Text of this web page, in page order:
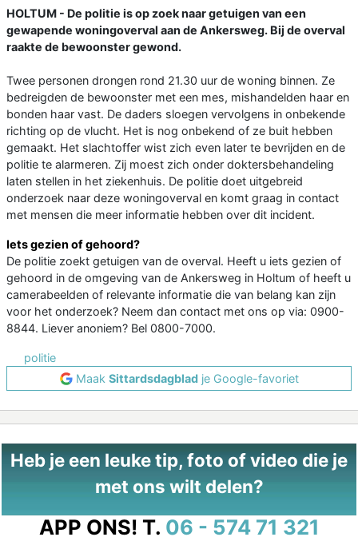
HOLTUM - De politie is op zoek naar getuigen van een
gewapende woningoverval aan de Ankersweg. Bij de overval
raakte de bewoonster gewond.
Twee personen drongen rond 21.30 uur de woning binnen. Ze
bedreigden de bewoonster met een mes, mishandelden haar en
bonden haar vast. De daders sloegen vervolgens in onbekende
richting op de vlucht. Het is nog onbekend of ze buit hebben
gemaakt. Het slachtoffer wist zich even later te bevrijden en de
politie te alarmeren. Zij moest zich onder doktersbehandeling
laten stellen in het ziekenhuis. De politie doet uitgebreid
onderzoek naar deze woningoverval en komt graag in contact
met mensen die meer informatie hebben over dit incident.
Iets gezien of gehoord?
De politie zoekt getuigen van de overval. Heeft u iets gezien of
gehoord in de omgeving van de Ankersweg in Holtum of heeft u
camerabeelden of relevante informatie die van belang kan zijn
voor het onderzoek? Neem dan contact met ons op via: 0900-
8844. Liever anoniem? Bel 0800-7000.
politie
Maak Sittardsdagbladje Google-favoriet
Heb je een leuke tip, foto of video die je
met ons wilt delen?
APP ONS! T. 06 - 574 71 321